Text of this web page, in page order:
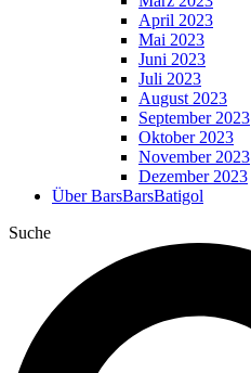
April 2023
Mai 2023
Juni 2023
Juli 2023
August 2023
September 2023
Oktober 2023
November 2023
Dezember 2023
Über BarsBarsBatigol
Suche